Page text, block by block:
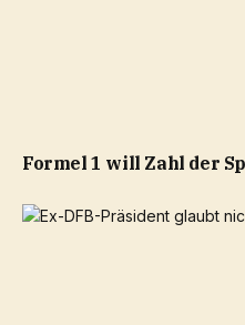
Formel 1 will Zahl der